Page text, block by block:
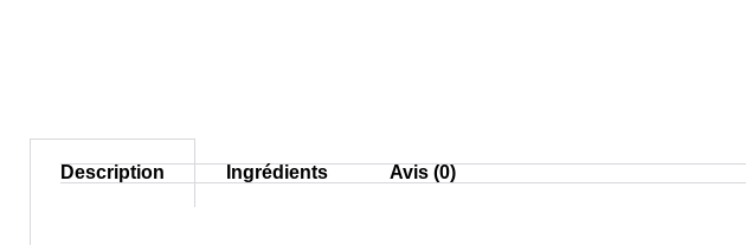
Description Ingrédients Avis (0)